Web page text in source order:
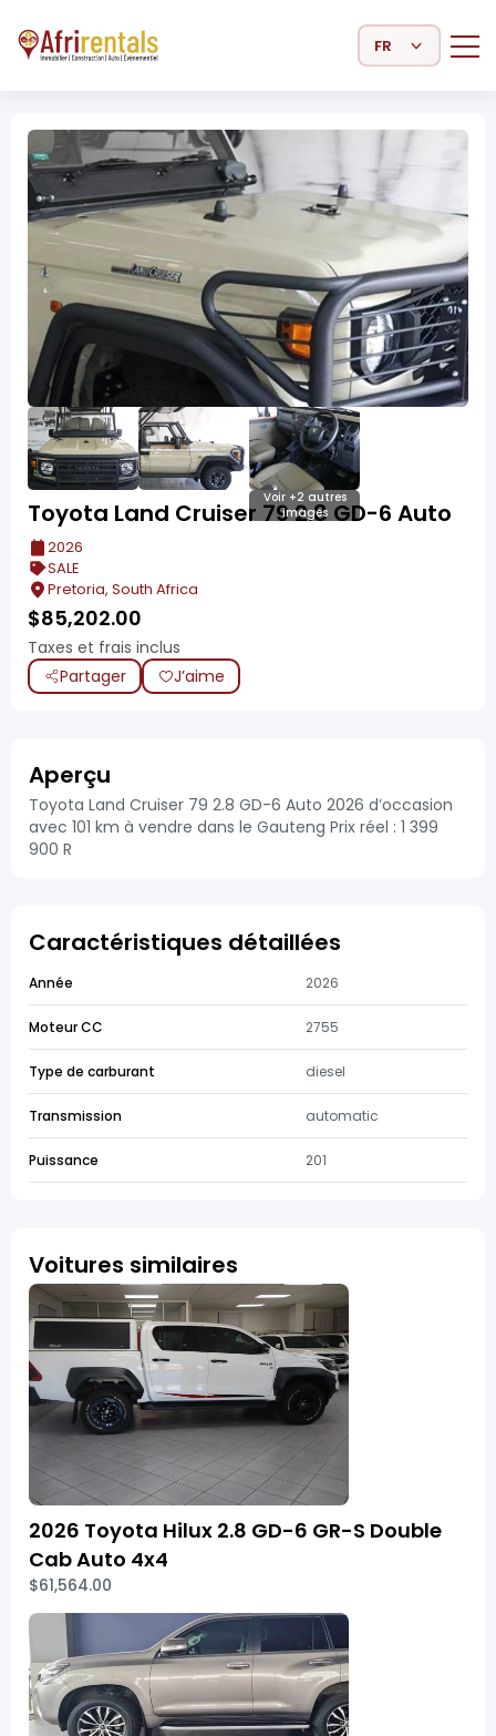
Select Language
Voir +2 autres
images
Toyota Land Cruiser 79 2.8 GD-6 Auto
2026
SALE
Pretoria, South Africa
$85,202.00
Taxes et frais inclus
Partager
J’aime
Aperçu
Toyota Land Cruiser 79 2.8 GD-6 Auto 2026 d’occasion
avec 101 km à vendre dans le Gauteng Prix réel : 1 399
900 R
Caractéristiques détaillées
Année 2026
Moteur CC 2755
Type de carburant diesel
Transmission automatic
Puissance 201
Voitures similaires
2026 Toyota Hilux 2.8 GD-6 GR-S Double
Cab Auto 4x4
$61,564.00